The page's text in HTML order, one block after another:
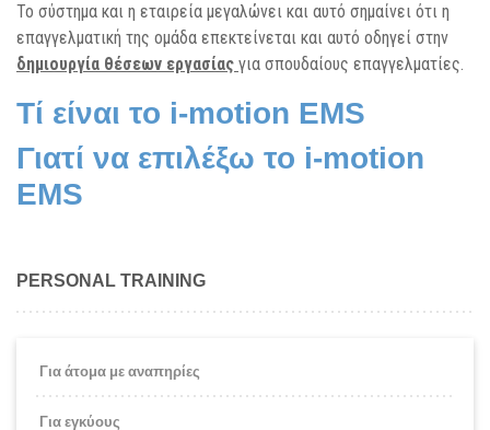
Το σύστημα και η εταιρεία μεγαλώνει και αυτό σημαίνει ότι η
επαγγελματική της ομάδα επεκτείνεται και αυτό οδηγεί στην
δημιουργία θέσεων εργασίας για σπουδαίους επαγγελματίες.
Τί είναι το i-motion EMS
Γιατί να επιλέξω το i-motion
EMS
PERSONAL TRAINING
Για άτομα με αναπηρίες
Για εγκύους